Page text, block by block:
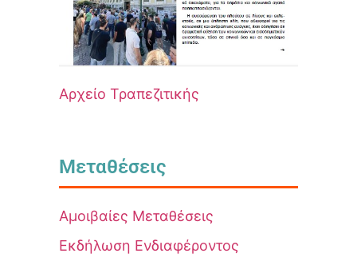
Αρχείο Τραπεζιτικής
Μεταθέσεις
Αμοιβαίες Μεταθέσεις
Εκδήλωση Ενδιαφέροντος